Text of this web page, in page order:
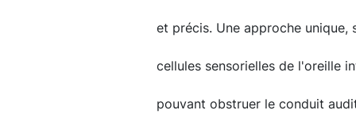
et précis. Une approche unique,
cellules sensorielles de l'oreille
pouvant obstruer le conduit